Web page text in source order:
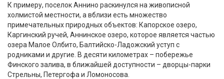
К примеру, поселок Аннино раскинулся на живописной
холмистой местности, а вблизи есть множество
примечательных природных объектов: Капорское озеро,
Каргинский ручей, Аннинское озеро, которое является частью
озера Малое Олбито, Балтийско-Ладожский уступ с
родниками и другие. В десяти километрах – побережье
Финского залива, в ближайшей доступности – дворцы-парки
Стрельны, Петергофа и Ломоносова.